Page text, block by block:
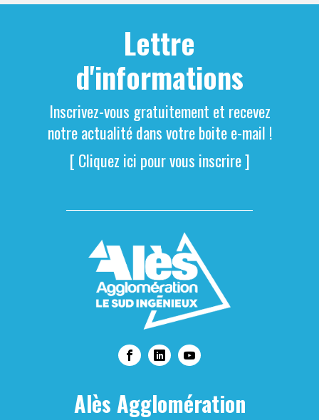
Lettre
d'informations
Inscrivez-vous gratuitement et recevez
notre actualité dans votre boite e-mail !
[ Cliquez ici pour vous inscrire ]
Alès Agglomération